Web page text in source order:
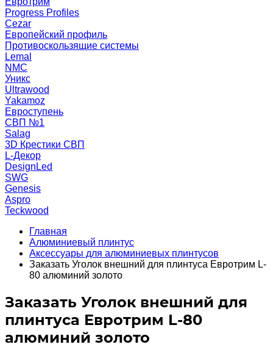
Progress Profiles
Cezar
Европейский профиль
Противоскользящие системы
Lemal
NMC
Уникс
Ultrawood
Yakamoz
Евроступень
СВП №1
Salag
3D Крестики СВП
L-Декор
DesignLed
SWG
Genesis
Aspro
Teckwood
Главная
Алюминиевый плинтус
Аксессуары для алюминиевых плинтусов
Заказать Уголок внешний для плинтуса Евротрим L-
80 алюминий золото
Заказать Уголок внешний для
плинтуса Евротрим L-80
алюминий золото